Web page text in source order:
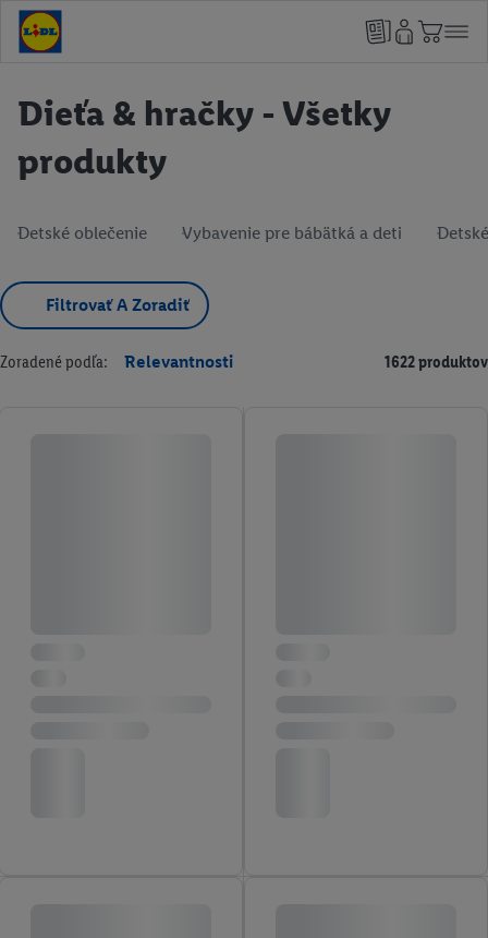
Dieťa & hračky - Všetky
produkty
Detské oblečenie Vybavenie pre bábätká a deti
Filtrovať A Zoradiť
Zoradené podľa: Relevantnosti 1622 produktov